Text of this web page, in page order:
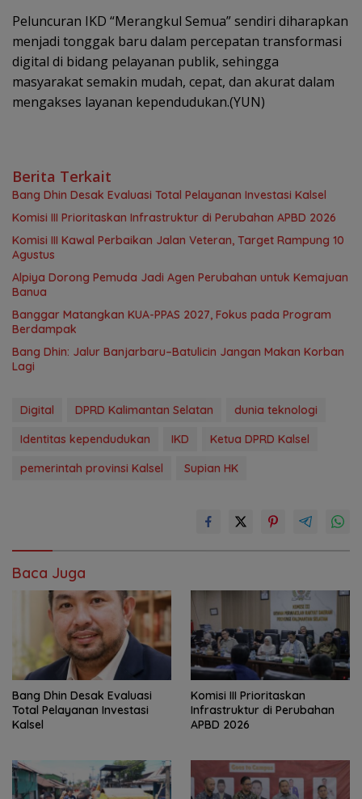
Peluncuran IKD “Merangkul Semua” sendiri diharapkan
menjadi tonggak baru dalam percepatan transformasi
digital di bidang pelayanan publik, sehingga
masyarakat semakin mudah, cepat, dan akurat dalam
mengakses layanan kependudukan.(YUN)
Berita Terkait
‎Bang Dhin Desak Evaluasi Total Pelayanan Investasi Kalsel
‎Komisi III Prioritaskan Infrastruktur di Perubahan APBD 2026
Komisi III Kawal Perbaikan Jalan Veteran, Target Rampung 10
Agustus
‎Alpiya Dorong Pemuda Jadi Agen Perubahan untuk Kemajuan
Banua ‎
‎Banggar Matangkan KUA-PPAS 2027, Fokus pada Program
Berdampak
Bang Dhin: Jalur Banjarbaru–Batulicin Jangan Makan Korban
Lagi
Digital DPRD Kalimantan Selatan
dunia teknologi
Identitas kependudukan
IKD
Ketua DPRD Kalsel
pemerintah provinsi Kalsel
Supian HK
Baca Juga
‎Bang Dhin Desak Evaluasi
Total Pelayanan Investasi
Kalsel
‎Komisi III Prioritaskan
Infrastruktur di Perubahan
APBD 2026